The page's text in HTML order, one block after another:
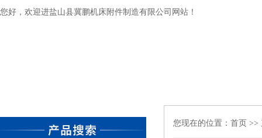
您好，欢迎进盐山县冀鹏机床附件制造有限公司网站！
您现在的位置： 首页 >>